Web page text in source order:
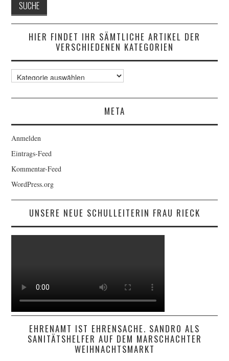
HIER FINDET IHR SÄMTLICHE ARTIKEL DER
VERSCHIEDENEN KATEGORIEN
Hier
findet
der
verschiedenen
META
Anmelden
Eintrags-Feed
Kommentar-Feed
WordPress.org
UNSERE NEUE SCHULLEITERIN FRAU RIECK
EHRENAMT IST EHRENSACHE. SANDRO ALS
SANITÄTSHELFER AUF DEM MARSCHACHTER
WEIHNACHTSMARKT